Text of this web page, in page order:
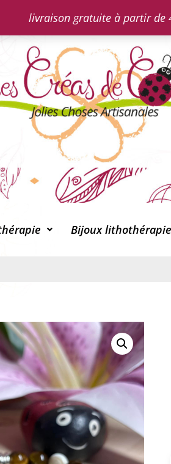
livraison gratuite à partir de
Bijoux lithothérapie